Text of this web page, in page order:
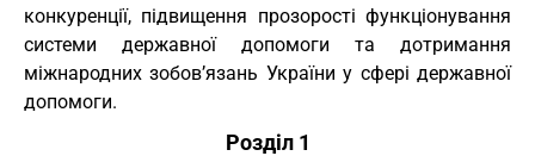
конкуренції, підвищення прозорості функціонування
системи державної допомоги та дотримання
міжнародних зобов’язань України у сфері державної
допомоги.
Розділ 1